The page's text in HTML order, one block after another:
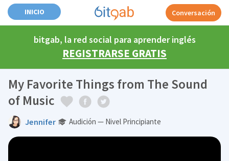
INICIO Conversación
bitgab, la red social para aprender inglés
REGISTRARSE GRATIS
My Favorite Things from The Sound
of Music
Jennifer Audición — Nivel Principiante